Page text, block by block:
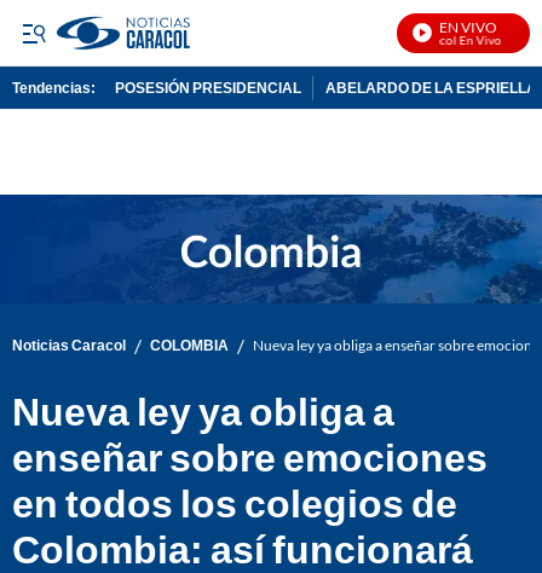
EN VIVO
Noticias Caracol En Vivo
Tendencias: POSESIÓN PRESIDENCIAL ABELARDO DE LA ESPRIELLA
Noticias Caracol / COLOMBIA / Nueva ley ya obliga a enseñar sobre
Nueva ley ya obliga a
enseñar sobre emociones
en todos los colegios de
Colombia: así funcionará